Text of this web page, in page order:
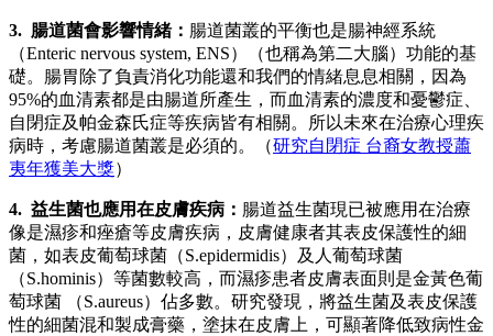
3. 腸道菌會影響情緒： 腸道菌叢的平衡也是腸神經系統
（Enteric nervous system, ENS）（也稱為第二大腦）功能的基
礎。腸胃除了負責消化功能還和我們的情緒息息相關，因為
95%的血清素都是由腸道所產生，而血清素的濃度和憂鬱症、
自閉症及帕金森氏症等疾病皆有相關。所以未來在治療心理疾
病時，考慮腸道菌叢是必須的。（研究自閉症 台裔女教授蕭
夷年獲美大獎）
4. 益生菌也應用在皮膚疾病： 腸道益生菌現已被應用在治療
像是濕疹和痤瘡等皮膚疾病，皮膚健康者其表皮保護性的細
菌，如表皮葡萄球菌（S.epidermidis）及人葡萄球菌
（S.hominis）等菌數較高，而濕疹患者皮膚表面則是金黃色葡
萄球菌 （S.aureus）佔多數。研究發現，將益生菌及表皮保護
性的細菌混和製成膏藥，塗抹在皮膚上，可顯著降低致病性金